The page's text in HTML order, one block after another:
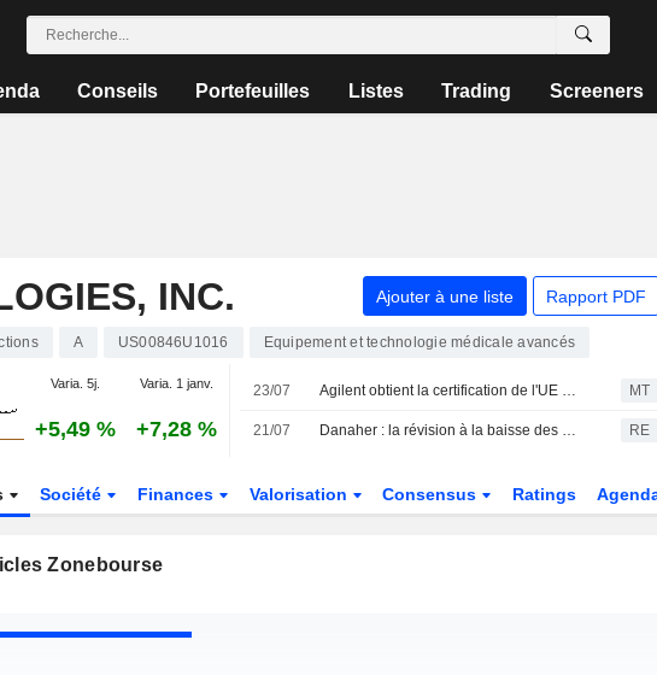
Conseils Portefeuilles Listes Trading Screeners
INC. Ajouter à une liste Rapport PDF
A US00846U1016 Equipement et technologie médicale avancés
Varia. 5j. Varia. 1 janv.
+5,49 % +7,28 %
23/07 Agilent obtient la certification de l'UE pour le diagnostic compagnon du Keytruda dans les cancers gynécologiques MT
21/07 Danaher : la révision à la baisse des perspectives de revenus et la déception dans les biotechnologies éclipsent le relèvement des prévisions de bénéfices RE
Société Finances Valorisation Consensus Ratings
Zonebourse